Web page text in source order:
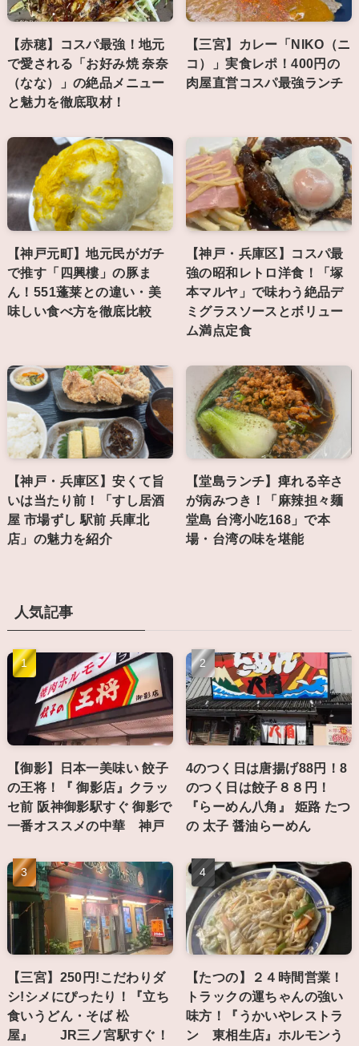
【赤穂】コスパ最強！地元
で愛される「お好み焼 奈奈
（なな）」の絶品メニュー
と魅力を徹底取材！
【三宮】カレー「NIKO（ニ
コ）」実食レポ！400円の
肉屋直営コスパ最強ランチ
【神戸元町】地元民がガチ
で推す「四興樓」の豚ま
ん！551蓬莱との違い・美
味しい食べ方を徹底比較
【神戸・兵庫区】コスパ最
強の昭和レトロ洋食！「塚
本マルヤ」で味わう絶品デ
ミグラスソースとボリュー
ム満点定食
【神戸・兵庫区】安くて旨
いは当たり前！「すし居酒
屋 市場ずし 駅前 兵庫北
店」の魅力を紹介
【堂島ランチ】痺れる辛さ
が病みつき！「麻辣担々麺
堂島 台湾小吃168」で本
場・台湾の味を堪能
人気記事
【御影】日本一美味い 餃子
の王将！『 御影店』クラッ
セ前 阪神御影駅すぐ 御影で
一番オススメの中華 神戸
4のつく日は唐揚げ88円！8
のつく日は餃子８８円！
『らーめん八角』 姫路 たつ
の 太子 醤油らーめん
【三宮】250円!こだわりダ
シ!シメにぴったり！『立ち
食いうどん・そば 松
屋』 JR三ノ宮駅すぐ！
【たつの】２４時間営業！
トラックの運ちゃんの強い
味方！『うかいやレストラ
ン 東相生店』ホルモンう